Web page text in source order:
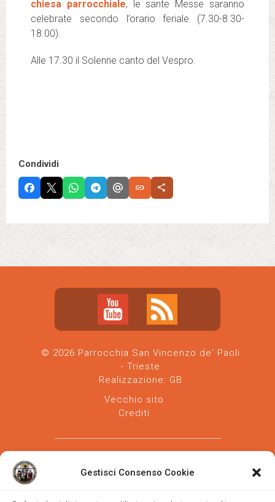
Gestisci Consenso Cookie
chiesa parrocchiale, le sante Messe saranno
celebrate secondo l’orario feriale (7.30-8.30-
18.00).
Alle 17.30 il Solenne canto del Vespro.
Condividi
link share
© 2026 Parrocchia San Vincenzo de' Paoli
- Trieste
Realizzazione: GB
Vecchio sito
Crediti